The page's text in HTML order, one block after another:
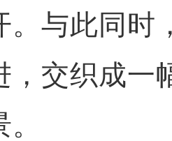
。与此同时
，交织成一